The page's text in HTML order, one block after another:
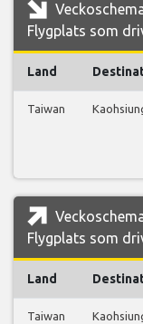
Flygplats som
Land
Taiwan
Flygplats som
Land
Taiwan